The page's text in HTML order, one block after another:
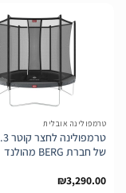
טרמפולינה אובלית
של חברת BERG מהולנד
₪3,290.00